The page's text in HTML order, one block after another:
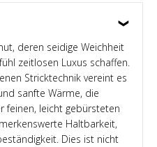
deren seidige Weichheit
zeitlosen Luxus schaffen.
Stricktechnik vereint es
sanfte Wärme, die
feinen, leicht gebürsteten
Haltbarkeit,
Dies ist nicht